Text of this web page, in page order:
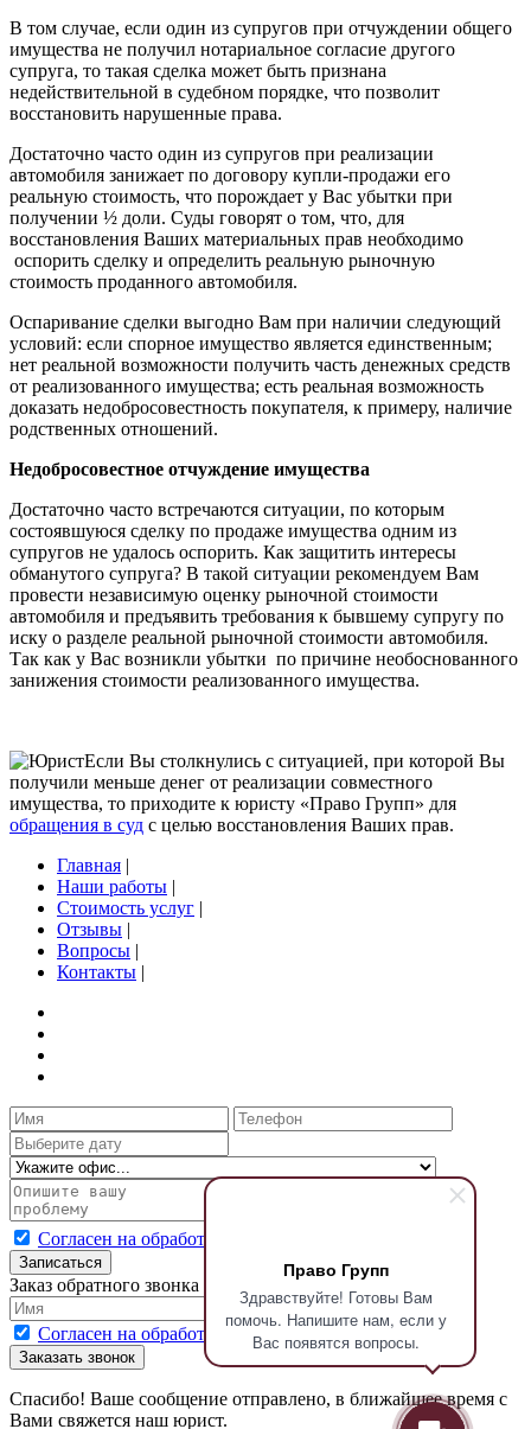
Право Групп
Здравствуйте! Готовы Вам
помочь. Напишите нам, если у
Вас появятся вопросы.
В том случае, если один из супругов при отчуждении общего
имущества не получил нотариальное согласие другого
супруга, то такая сделка может быть признана
недействительной в судебном порядке, что позволит
восстановить нарушенные права.
Достаточно часто один из супругов при реализации
автомобиля занижает по договору купли-продажи его
реальную стоимость, что порождает у Вас убытки при
получении ½ доли. Суды говорят о том, что, для
восстановления Ваших материальных прав необходимо
оспорить сделку и определить реальную рыночную
стоимость проданного автомобиля.
Оспаривание сделки выгодно Вам при наличии следующий
условий: если спорное имущество является единственным;
нет реальной возможности получить часть денежных средств
от реализованного имущества; есть реальная возможность
доказать недобросовестность покупателя, к примеру, наличие
родственных отношений.
Недобросовестное отчуждение имущества
Достаточно часто встречаются ситуации, по которым
состоявшуюся сделку по продаже имущества одним из
супругов не удалось оспорить. Как защитить интересы
обманутого супруга? В такой ситуации рекомендуем Вам
провести независимую оценку рыночной стоимости
автомобиля и предъявить требования к бывшему супругу по
иску о разделе реальной рыночной стоимости автомобиля.
Так как у Вас возникли убытки по причине необоснованного
занижения стоимости реализованного имущества.
Если Вы столкнулись с ситуацией, при которой Вы
получили меньше денег от реализации совместного
имущества, то приходите к юристу «Право Групп» для
обращения в суд с целью восстановления Ваших прав.
Главная |
Наши работы |
Стоимость услуг |
Отзывы |
Вопросы |
Контакты |
Согласен на обработку персональных данных
Записаться
Заказ обратного звонка
Согласен на обработку персональных данных
Заказать звонок
Спасибо! Ваше сообщение отправлено, в ближайшее время с
Вами свяжется наш юрист.